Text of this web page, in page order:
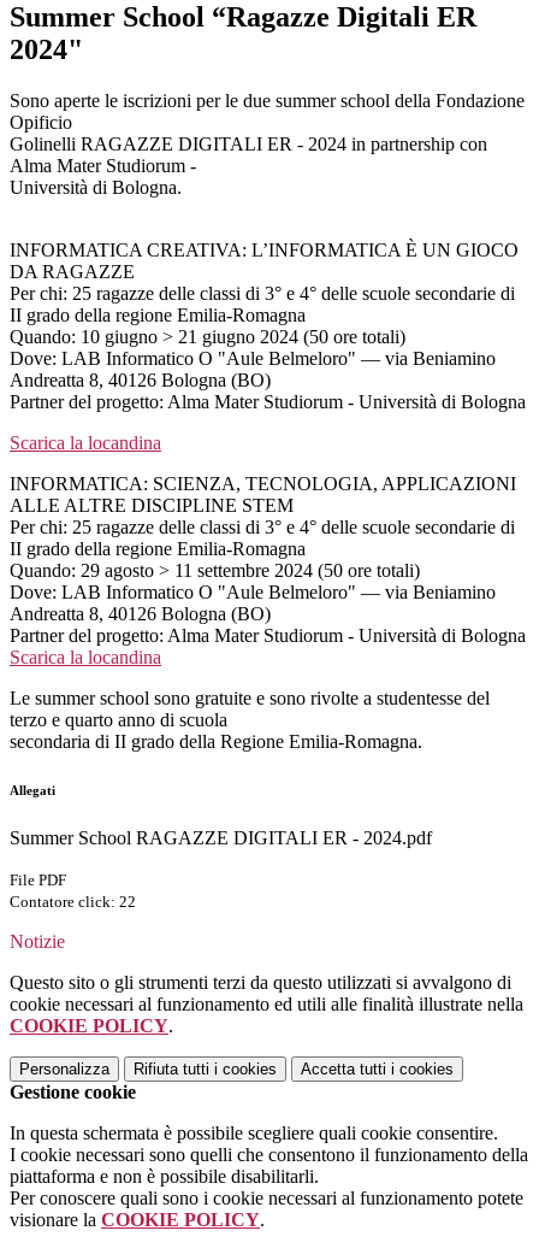
Summer School “Ragazze Digitali ER
2024"
Sono aperte le iscrizioni per le due summer school della Fondazione
Opificio
Golinelli RAGAZZE DIGITALI ER - 2024 in partnership con
Alma Mater Studiorum -
Università di Bologna.
INFORMATICA CREATIVA: L’INFORMATICA È UN GIOCO
DA RAGAZZE
Per chi: 25 ragazze delle classi di 3° e 4° delle scuole secondarie di
II grado della regione Emilia-Romagna
Quando: 10 giugno > 21 giugno 2024 (50 ore totali)
Dove: LAB Informatico O "Aule Belmeloro" — via Beniamino
Andreatta 8, 40126 Bologna (BO)
Partner del progetto: Alma Mater Studiorum - Università di Bologna
Scarica la locandina
INFORMATICA: SCIENZA, TECNOLOGIA, APPLICAZIONI
ALLE ALTRE DISCIPLINE STEM
Per chi: 25 ragazze delle classi di 3° e 4° delle scuole secondarie di
II grado della regione Emilia-Romagna
Quando: 29 agosto > 11 settembre 2024 (50 ore totali)
Dove: LAB Informatico O "Aule Belmeloro" — via Beniamino
Andreatta 8, 40126 Bologna (BO)
Partner del progetto: Alma Mater Studiorum - Università di Bologna
Scarica la locandina
Le summer school sono gratuite e sono rivolte a studentesse del
terzo e quarto anno di scuola
secondaria di II grado della Regione Emilia-Romagna.
Allegati
Summer School RAGAZZE DIGITALI ER - 2024.pdf
File PDF
Contatore click: 22
Notizie
Questo sito o gli strumenti terzi da questo utilizzati si avvalgono di
cookie necessari al funzionamento ed utili alle finalità illustrate nella
COOKIE POLICY.
Personalizza Rifiuta tutti i cookies Accetta tutti i cookies
Gestione cookie
In questa schermata è possibile scegliere quali cookie consentire.
I cookie necessari sono quelli che consentono il funzionamento della
piattaforma e non è possibile disabilitarli.
Per conoscere quali sono i cookie necessari al funzionamento potete
visionare la COOKIE POLICY.